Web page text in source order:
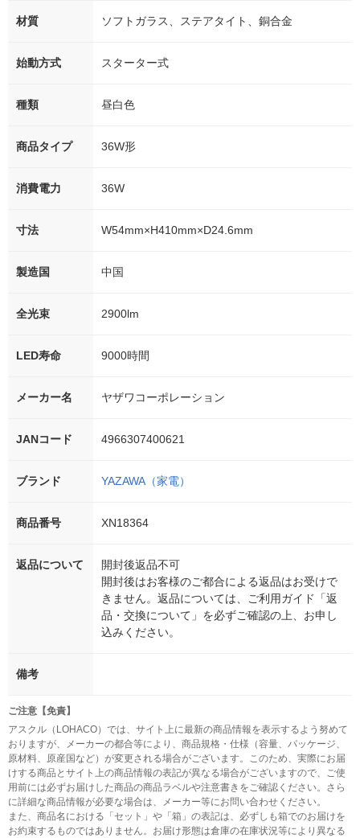
材質 ソフトガラス、ステアタイト、銅合金
始動方式 スターター式
種類 昼白色
商品タイプ 36W形
消費電力 36W
寸法 W54mm×H410mm×D24.6mm
製造国 中国
全光束 2900lm
LED寿命 9000時間
メーカー名 ヤザワコーポレーション
JANコード 4966307400621
ブランド YAZAWA（家電）
商品番号 XN18364
返品について
開封後返品不可
開封後はお客様のご都合による返品はお受けで
きません。返品については、ご利用ガイド「返
品・交換について」を必ずご確認の上、お申し
込みください。
備考
ご注意【免責】
アスクル（LOHACO）では、サイト上に最新の商品情報を表示するよう努めて
おりますが、メーカーの都合等により、商品規格・仕様（容量、パッケージ、
原材料、原産国など）が変更される場合がございます。このため、実際にお届
けする商品とサイト上の商品情報の表記が異なる場合がございますので、ご使
用前には必ずお届けした商品の商品ラベルや注意書きをご確認ください。さら
に詳細な商品情報が必要な場合は、メーカー等にお問い合わせください。
また、商品名における「セット」や「箱」の表記は、必ずしも箱でのお届けを
お約束するものではありません。お届け形態は倉庫の在庫状況等により異なる